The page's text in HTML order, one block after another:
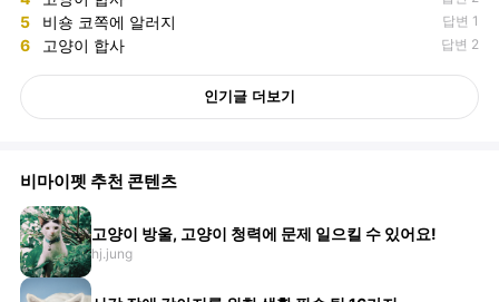
5 비숑 코쪽에 알러지 답변 1
6 고양이 합사 답변 2
인기글 더보기
비마이펫 추천 콘텐츠
고양이 방울, 고양이 청력에 문제 일으킬 수 있어요!
hj.jung